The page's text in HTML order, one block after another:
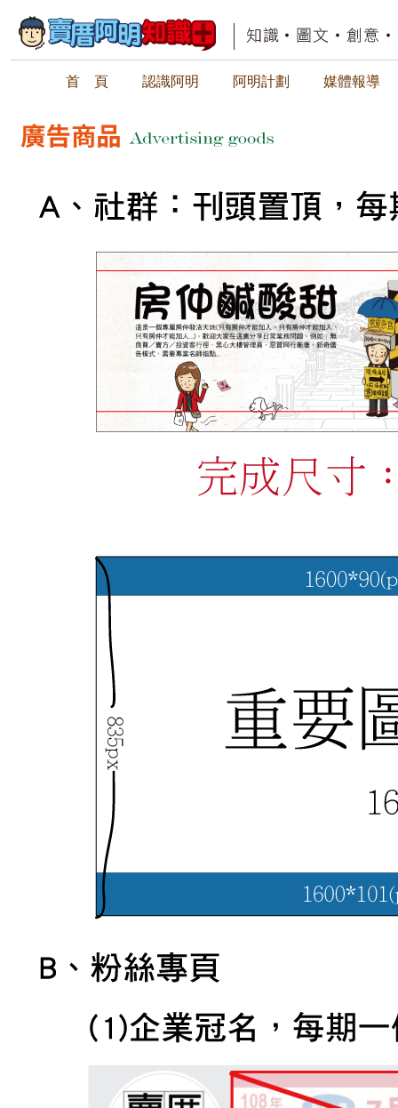
首 頁 認識阿明 阿明計劃 媒體報